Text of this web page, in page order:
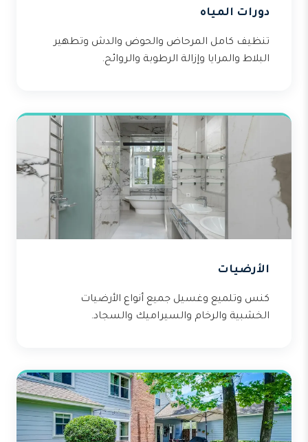
دورات المياه
تنظيف كامل المرحاض والحوض والدش وتطهير
البلاط والمرايا وإزالة الرطوبة والروائح.
الأرضيات
كنس وتلميع وغسيل جميع أنواع الأرضيات
الخشبية والرخام والسيراميك والسجاد.